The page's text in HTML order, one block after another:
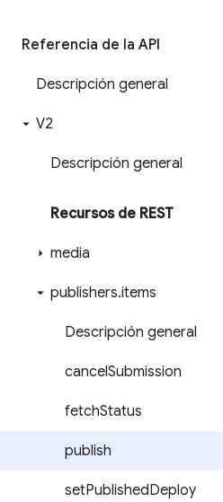
Referencia de la API
Descripción general
V2
Descripción general
Recursos de REST
media
publishers.items
Descripción general
cancelSubmission
fetchStatus
publish
setPublishedDeploy